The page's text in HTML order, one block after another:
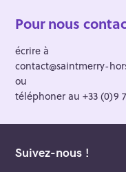
Pour nous
écrire à
contact@saintmerry-
ou
téléphoner au +33 (0)9
Suivez-nous !